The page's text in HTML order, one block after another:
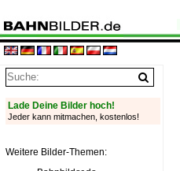
Lade Deine Bilder hoch!
Jeder kann mitmachen, kostenlos!
Weitere Bilder-Themen: